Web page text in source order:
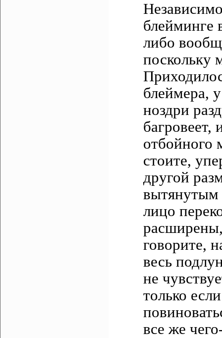
либо
поскольку
блеймера,
ноздри
багровеет,
отбойного
стоите,
другой
вытянутым
лицо
говорите,
весь
не
только
все же